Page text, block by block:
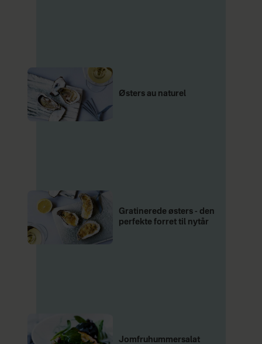
Østers au naturel
Gratinerede østers - den
perfekte forret til nytår
Jomfruhummersalat